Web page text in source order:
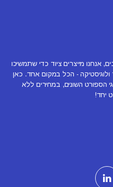
מייצרים ציוד כדי שתמשיכו
ולוגיסטיקה - הכל במקום אחד. כאן
הספורט השונים, במחירים ללא